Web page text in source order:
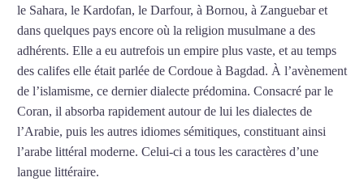
le Sahara, le Kardofan, le Darfour, à Bornou, à Zanguebar et
dans quelques pays encore où la religion musulmane a des
adhérents. Elle a eu autrefois un empire plus vaste, et au temps
des califes elle était parlée de Cordoue à Bagdad. À l’avènement
de l’islamisme, ce dernier dialecte prédomina. Consacré par le
Coran, il absorba rapidement autour de lui les dialectes de
l’Arabie, puis les autres idiomes sémitiques, constituant ainsi
l’arabe littéral moderne. Celui-ci a tous les caractères d’une
langue littéraire.